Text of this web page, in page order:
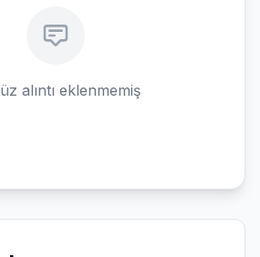
alıntı eklenmemiş